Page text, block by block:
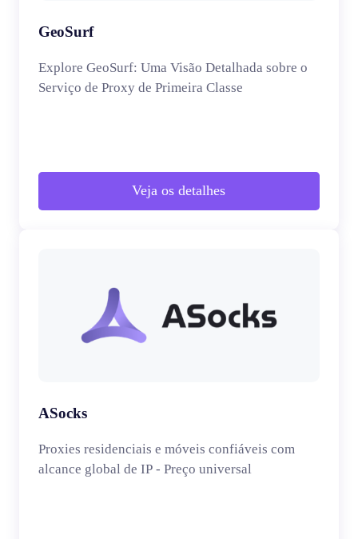
GeoSurf
Explore GeoSurf: Uma Visão Detalhada sobre o
Serviço de Proxy de Primeira Classe
Veja os detalhes
ASocks
Proxies residenciais e móveis confiáveis com
alcance global de IP - Preço universal